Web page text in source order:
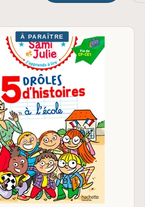
À PARAÎTRE